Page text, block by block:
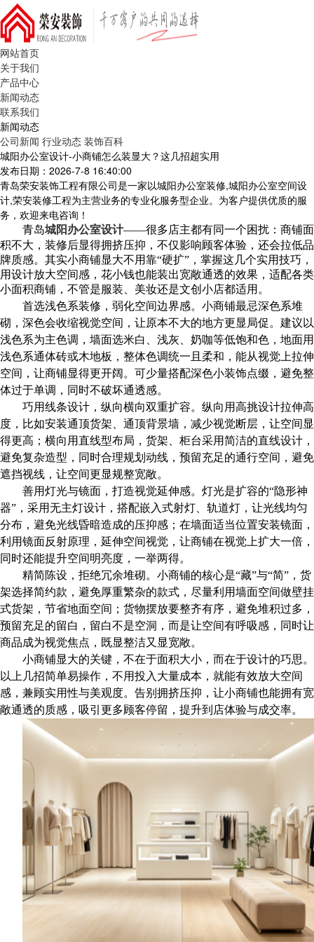
网站首页
关于我们
产品中心
新闻动态
联系我们
新闻动态
公司新闻 行业动态 装饰百科
城阳办公室设计-小商铺怎么装显大？这几招超实用
发布日期：2026-7-8 16:40:00
青岛荣安装饰工程有限公司是一家以城阳办公室装修,城阳办公室空间设
计,荣安装修工程为主营业务的专业化服务型企业。为客户提供优质的服
务，欢迎来电咨询！
青岛城阳办公室设计——很多店主都有同一个困扰：商铺面
积不大，装修后显得拥挤压抑，不仅影响顾客体验，还会拉低品
牌质感。其实小商铺显大不用靠“硬扩”，掌握这几个实用技巧，
用设计放大空间感，花小钱也能装出宽敞通透的效果，适配各类
小面积商铺，不管是服装、美妆还是文创小店都适用。
首选浅色系装修，弱化空间边界感。小商铺最忌深色系堆
砌，深色会收缩视觉空间，让原本不大的地方更显局促。建议以
浅色系为主色调，墙面选米白、浅灰、奶咖等低饱和色，地面用
浅色系通体砖或木地板，整体色调统一且柔和，能从视觉上拉伸
空间，让商铺显得更开阔。可少量搭配深色小装饰点缀，避免整
体过于单调，同时不破坏通透感。
巧用线条设计，纵向横向双重扩容。纵向用高挑设计拉伸高
度，比如安装通顶货架、通顶背景墙，减少视觉断层，让空间显
得更高；横向用直线型布局，货架、柜台采用简洁的直线设计，
避免复杂造型，同时合理规划动线，预留充足的通行空间，避免
遮挡视线，让空间更显规整宽敞。
善用灯光与镜面，打造视觉延伸感。灯光是扩容的“隐形神
器”，采用无主灯设计，搭配嵌入式射灯、轨道灯，让光线均匀
分布，避免光线昏暗造成的压抑感；在墙面适当位置安装镜面，
利用镜面反射原理，延伸空间视觉，让商铺在视觉上扩大一倍，
同时还能提升空间明亮度，一举两得。
精简陈设，拒绝冗余堆砌。小商铺的核心是“藏”与“简”，货
架选择简约款，避免厚重繁杂的款式，尽量利用墙面空间做壁挂
式货架，节省地面空间；货物摆放要整齐有序，避免堆积过多，
预留充足的留白，留白不是空洞，而是让空间有呼吸感，同时让
商品成为视觉焦点，既显整洁又显宽敞。
小商铺显大的关键，不在于面积大小，而在于设计的巧思。
以上几招简单易操作，不用投入大量成本，就能有效放大空间
感，兼顾实用性与美观度。告别拥挤压抑，让小商铺也能拥有宽
敞通透的质感，吸引更多顾客停留，提升到店体验与成交率。